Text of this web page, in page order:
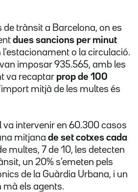
de trànsit a Barcelona, on es
dues sancions per minut
l'estacionament o la circulació.
imposar 935.565, amb les
va recaptar prop de 100
mitjà de les multes és
va intervenir en 60.300 casos
mitjana de set cotxes cada
multes, 7 de 10, les detecten
un 20% s'emeten pels
de la Guàrdia Urbana, i un
mà els agents.